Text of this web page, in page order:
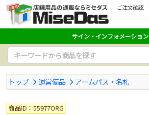
ご注文確認
サイン・インフォメーション
トップ 運営備品 アームパス・名札
商品ID：55977ORG